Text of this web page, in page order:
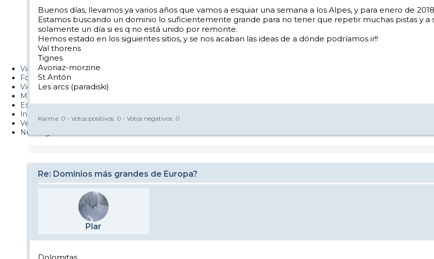
Nevasport Chile
Revista NIX
Metiendo Cantos
PUCAF - Blog
Viajes
Fotos
Videos
Material
Esquí Pro
Infonieve
Verano
Nevalog
Buenos días, llevamos ya varios años que vamos a esquiar una semana a los Alpes, y para enero de
Estamos buscando un dominio lo suficientemente grande para no tener que repetir muchas pistas y
solamente un día si es q no está unido por remonte.
Hemos estado en los siguientes sitios, y se nos acaban las ideas de a dónde podríamos ir!!
Val thorens
Tignes
Avoriaz-morzine
St Antón
Les arcs (paradiski)
Karma: 0 - Votos positivos: 0 - Votos negativos: 0
Re: Dominios más grandes de Europa?
Plar